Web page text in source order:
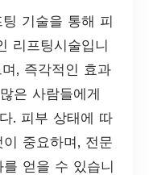
기술을 통해 피
리프팅시술입니
, 즉각적인 효과
은 사람들에게
. 피부 상태에 따
중요하며, 전문
얻을 수 있습니